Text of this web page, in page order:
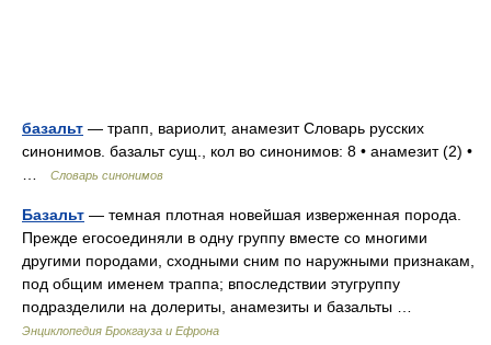
базальт — трапп, вариолит, анамезит Словарь русских
синонимов. базальт сущ., кол во синонимов: 8 • анамезит (2) •
Словарь синонимов
Базальт — темная плотная новейшая изверженная порода.
Прежде егосоединяли в одну группу вместе со многими
другими породами, сходными сним по наружными признакам,
под общим именем траппа; впоследствии этугруппу
подразделили на долериты, анамезиты и базальты …
Энциклопедия Брокгауза и Ефрона